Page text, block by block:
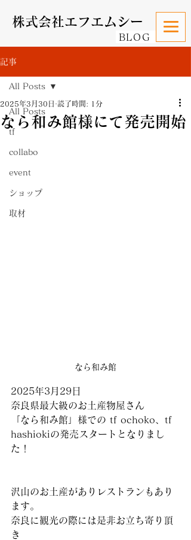
株式会社エフエムシー
BLOG
記事
All Posts
tf
collabo
event
ショップ
取材
All Posts
なら和み館様にて発売開始
2025年3月30日 読了時間: 1分
なら和み館
2025年3月29日
奈良県最大級のお土産物屋さん
「なら和み館」様での tf ochoko、tf
hashiokiの発売スタートとなりまし
た！
沢山のお土産がありレストランもあり
ます。
奈良に観光の際には是非お立ち寄り頂
き